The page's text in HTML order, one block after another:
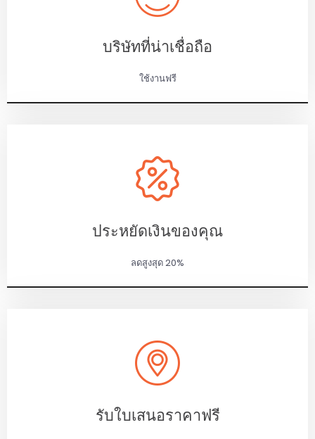
บริษัทที่น่าเชื่อถือ
ใช้งานฟรี
ประหยัดเงินของคุณ
ลดสูงสุด 20%
รับใบเสนอราคาฟรี